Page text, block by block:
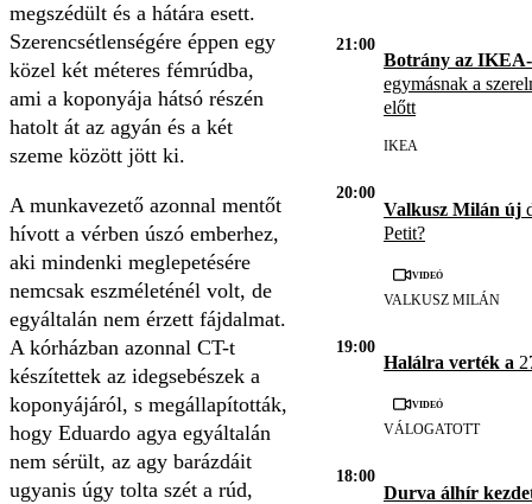
megszédült és a hátára esett.
Szerencsétlenségére éppen egy
közel két méteres fémrúdba,
ami a koponyája hátsó részén
hatolt át az agyán és a két
szeme között jött ki.
A munkavezető azonnal mentőt
hívott a vérben úszó emberhez,
aki mindenki meglepetésére
nemcsak eszméleténél volt, de
egyáltalán nem érzett fájdalmat.
A kórházban azonnal CT-t
készítettek az idegsebészek a
koponyájáról, s megállapították,
hogy Eduardo agya egyáltalán
nem sérült, az agy barázdáit
ugyanis úgy tolta szét a rúd,
21:00
Botrány az
egymásnak a
előtt
IKEA
20:00
Valkusz Milán új
Petit?
Videó
VALKUSZ MILÁN
19:00
Halálra verték a
Videó
VÁLOGATOTT
18:00
Durva álhír